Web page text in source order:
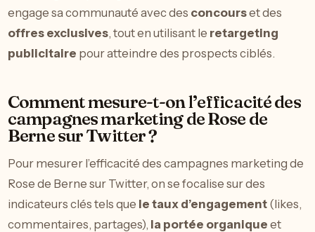
engage sa communauté avec des concourset des
offres exclusives, tout en utilisant le retargeting
publicitaire pour atteindre des prospects ciblés.
Comment mesure-t-on l’efficacité des
campagnes marketing de Rose de
Berne sur Twitter ?
Pour mesurer l’efficacité des campagnes marketing de
Rose de Berne sur Twitter, on se focalise sur des
indicateurs clés tels que le taux d’engagement (likes,
commentaires, partages), la portée organique et